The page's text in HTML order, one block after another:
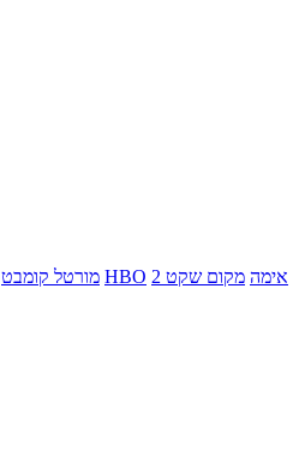
אימה מקום שקט 2 HBO מורטל קומבט